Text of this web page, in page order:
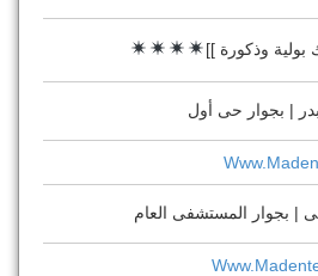
وذكورة ]]
| بجوار حى أول
بجوار المستشفى العام